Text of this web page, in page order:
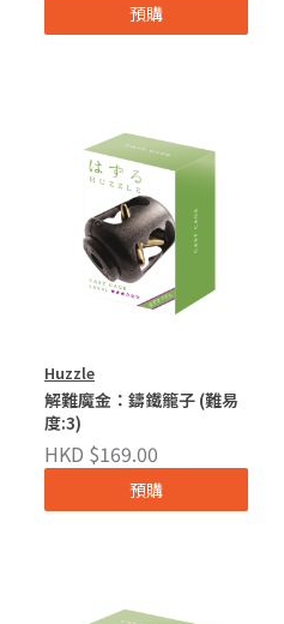
預購
Huzzle
解難魔金：鑄鐵籠子 (難易
度:3)
HKD $169.00
預購